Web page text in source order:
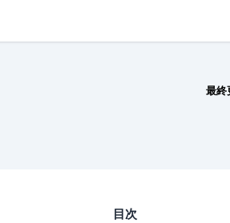
最終
目次